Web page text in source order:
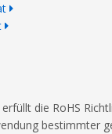
die RoHS
bestimmter